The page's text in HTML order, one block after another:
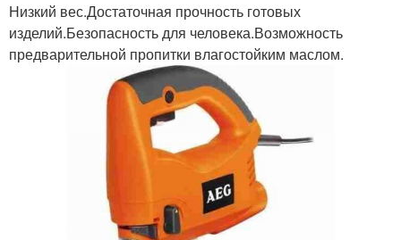
Низкий вес.Достаточная прочность готовых
изделий.Безопасность для человека.Возможность
предварительной пропитки влагостойким маслом.